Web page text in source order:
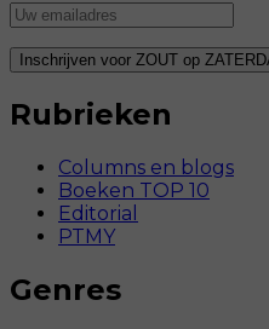
Rubrieken
Columns en blogs
Boeken TOP 10
Editorial
PTMY
Genres